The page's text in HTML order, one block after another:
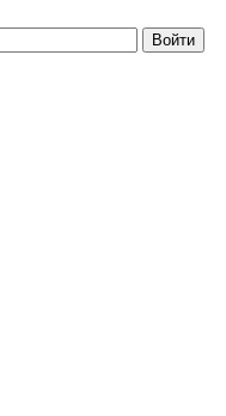
Войти